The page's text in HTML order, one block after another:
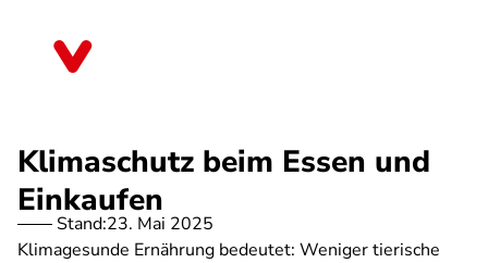
Klimaschutz beim Essen und
Einkaufen
Stand:23. Mai 2025
Klimagesunde Ernährung bedeutet: Weniger tierische